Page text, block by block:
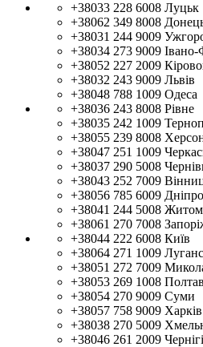
+38033 228 6008 Луцьк
+38062 349 8008
+38031 244 9009
+38034 273 9009 Івано-
+38052 227 2009
+38032 243 9009 Львів
+38048 788 1009 Одеса
+38036 243 8008 Рівне
+38035 242 1009
+38055 239 8008
+38047 251 1009
+38037 290 5008
+38043 252 7009
+38056 785 6009
+38041 244 5008
+38061 270 7008
+38044 222 6008 Київ
+38064 271 1009
+38051 272 7009
+38053 269 1008
+38054 270 9009 Суми
+38057 758 9009 Харків
+38038 270 5009
+38046 261 2009